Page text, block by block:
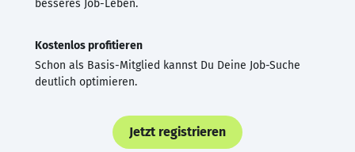
besseres Job-Leben.
Kostenlos profitieren
Schon als Basis-Mitglied kannst Du Deine Job-Suche
deutlich optimieren.
Jetzt registrieren